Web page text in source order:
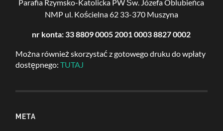
Parafia Rzymsko-Katolicka PW Św. Józefa Oblubieńca
NMP ul. Kościelna 62 33-370 Muszyna
nr konta: 33 8809 0005 2001 0003 8827 0002
Można również skorzystać z gotowego druku do wpłaty
dostępnego: TUTAJ
META